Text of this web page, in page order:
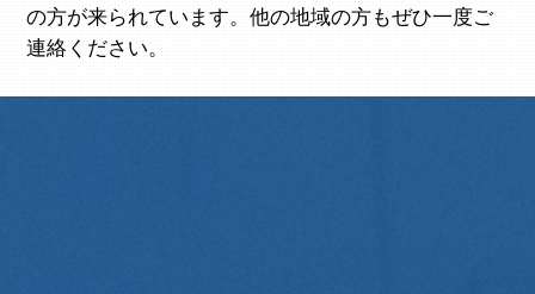
の方が来られています。他の地域の方もぜひ一度ご
連絡ください。